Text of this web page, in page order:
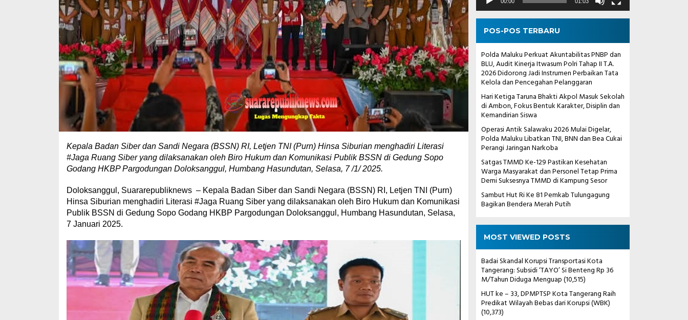
Kepala Badan Siber dan Sandi Negara (BSSN) RI, Letjen TNI (Purn) Hinsa Siburian menghadiri Literasi
#Jaga Ruang Siber yang dilaksanakan oleh Biro Hukum dan Komunikasi Publik BSSN di Gedung Sopo
Godang HKBP Pargodungan Doloksanggul, Humbang Hasundutan, Selasa, 7 /1/ 2025.
Doloksanggul, Suararepubliknews – Kepala Badan Siber dan Sandi Negara (BSSN) RI, Letjen TNI (Purn)
Hinsa Siburian menghadiri Literasi #Jaga Ruang Siber yang dilaksanakan oleh Biro Hukum dan Komunikasi
Publik BSSN di Gedung Sopo Godang HKBP Pargodungan Doloksanggul, Humbang Hasundutan, Selasa,
7 Januari 2025.
POS-POS TERBARU
Polda Maluku Perkuat Akuntabilitas PNBP dan
BLU, Audit Kinerja Itwasum Polri Tahap II T.A.
2026 Didorong Jadi Instrumen Perbaikan Tata
Kelola dan Pencegahan Pelanggaran
Hari Ketiga Taruna Bhakti Akpol Masuk Sekolah
di Ambon, Fokus Bentuk Karakter, Disiplin dan
Kemandirian Siswa
Operasi Antik Salawaku 2026 Mulai Digelar,
Polda Maluku Libatkan TNI, BNN dan Bea Cukai
Perangi Jaringan Narkoba
Satgas TMMD Ke-129 Pastikan Kesehatan
Warga Masyarakat dan Personel Tetap Prima
Demi Suksesnya TMMD di Kampung Sesor
Sambut Hut Ri Ke 81 Pemkab Tulungagung
Bagikan Bendera Merah Putih
MOST VIEWED POSTS
Badai Skandal Korupsi Transportasi Kota
Tangerang: Subsidi ‘TAYO’ Si Benteng Rp 36
M/Tahun Diduga Menguap(10,515)
HUT ke – 33, DPMPTSP Kota Tangerang Raih
Predikat Wilayah Bebas dari Korupsi (WBK)
(10,373)